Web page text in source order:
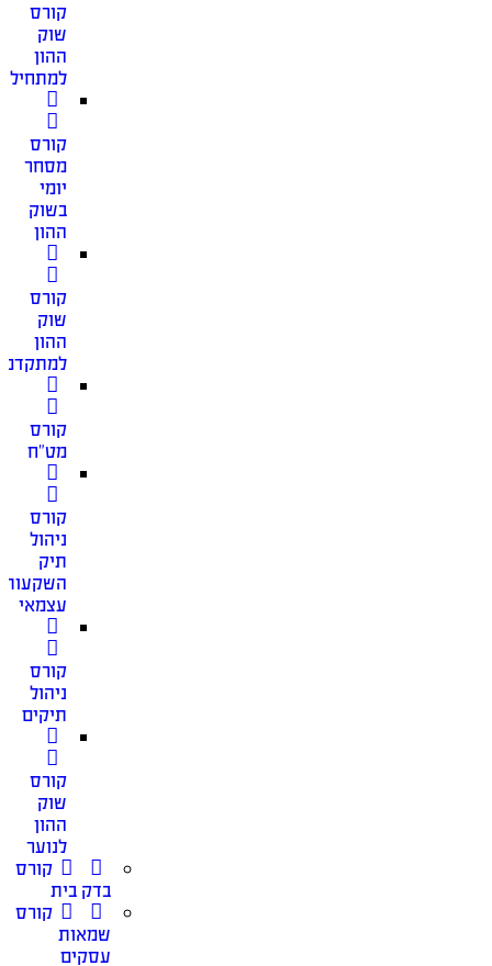
קורס
שוק
ההון
קורס
מסחר
יומי
בשוק
ההון
קורס
שוק
ההון
קורס
מט”ח
קורס
ניהול
תיק
השקעות
עצמאי
קורס
ניהול
תיקים
קורס
שוק
ההון
לנוער
קורס
בדק בית
קורס
שמאות
עסקים